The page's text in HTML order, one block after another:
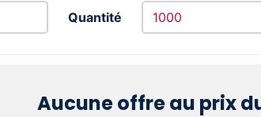
Quantité
Aucune offre au prix